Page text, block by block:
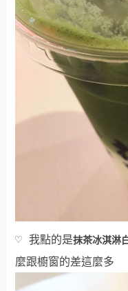
♡ 我點的是抹茶冰淇淋
麼跟櫥窗的差這麼多